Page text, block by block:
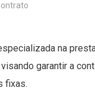
na
garantir a
fixas.